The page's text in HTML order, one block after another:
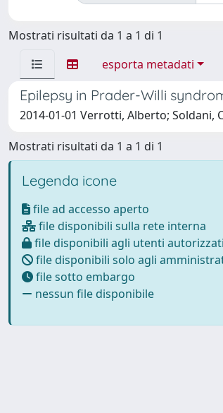
Mostrati risultati da 1 a 1 di 1
esporta metadati
Epilepsy in Prader-Willi
2014-01-01 Verrotti, Alberto; Soldani,
Mostrati risultati da 1 a 1 di 1
Legenda icone
file ad accesso aperto
file disponibili sulla rete interna
file disponibili agli utenti autorizzati
file disponibili solo agli
file sotto embargo
nessun file disponibile